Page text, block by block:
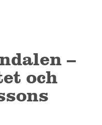
–
och